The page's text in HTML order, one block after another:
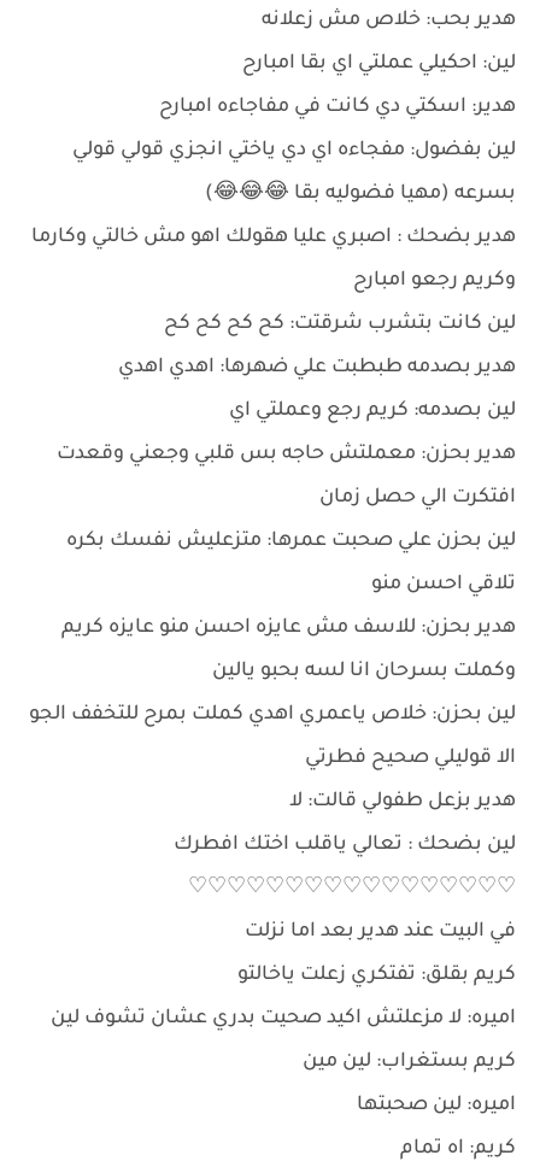
هدير بحب: خلاص مش زعلانه
لين: احكيلي عملتي اي بقا امبارح
هدير: اسكتي دي كانت في مفاجاءه امبارح
لين بفضول: مفجاءه اي دي ياختي انجزي قولي قولي
بسرعه (مهيا فضوليه بقا 😂😂😂)
هدير بضحك : اصبري عليا هقولك اهو مش خالتي وكارما
وكريم رجعو امبارح
لين كانت بتشرب شرقتت: كح كح كح كح
هدير بصدمه طبطبت علي ضهرها: اهدي اهدي
لين بصدمه: كريم رجع وعملتي اي
هدير بحزن: معملتش حاجه بس قلبي وجعني وقعدت
افتكرت الي حصل زمان
لين بحزن علي صحبت عمرها: متزعليش نفسك بكره
تلاقي احسن منو
هدير بحزن: للاسف مش عايزه احسن منو عايزه كريم
وكملت بسرحان انا لسه بحبو يالين
لين بحزن: خلاص ياعمري اهدي كملت بمرح للتخفف الجو
الا قوليلي صحيح فطرتي
هدير بزعل طفولي قالت: لا
لين بضحك : تعالي ياقلب اختك افطرك
♡♡♡♡♡♡♡♡♡♡♡♡♡♡♡♡♡
في البيت عند هدير بعد اما نزلت
كريم بقلق: تفتكري زعلت ياخالتو
اميره: لا مزعلتش اكيد صحيت بدري عشان تشوف لين
كريم بستغراب: لين مين
اميره: لين صحبتها
كريم: اه تمام